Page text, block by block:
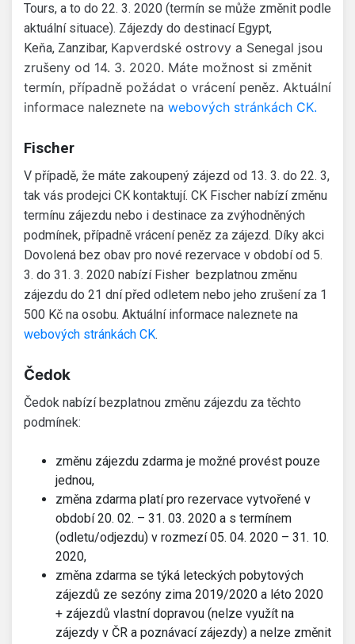
Tours, a to do 22. 3. 2020 (termín se může změnit podle
aktuální situace). Zájezdy do destinací Egypt,
Keňa, Zanzibar, Kapverdské ostrovy a Senegal jsou
zrušeny od 14. 3. 2020. Máte možnost si změnit
termín, případně požádat o vrácení peněz. Aktuální
informace naleznete na webových stránkách CK.
Fischer
V případě, že máte zakoupený zájezd od 13. 3. do 22. 3,
tak vás prodejci CK kontaktují. CK Fischer nabízí změnu
termínu zájezdu nebo i destinace za zvýhodněných
podmínek, případně vrácení peněz za zájezd. Díky akci
Dovolená bez obav pro nové rezervace v období od 5.
3. do 31. 3. 2020 nabízí Fisher bezplatnou změnu
zájezdu do 21 dní před odletem nebo jeho zrušení za 1
500 Kč na osobu. Aktuální informace naleznete na
webových stránkách CK.
Čedok
Čedok nabízí bezplatnou změnu zájezdu za těchto
podmínek:
změnu zájezdu zdarma je možné provést pouze
jednou,
změna zdarma platí pro rezervace vytvořené v
období 20. 02. – 31. 03. 2020 a s termínem
(odletu/odjezdu) v rozmezí 05. 04. 2020 – 31. 10.
2020,
změna zdarma se týká leteckých pobytových
zájezdů ze sezóny zima 2019/2020 a léto 2020
+ zájezdů vlastní dopravou (nelze využít na
zájezdy v ČR a poznávací zájezdy) a nelze změnit